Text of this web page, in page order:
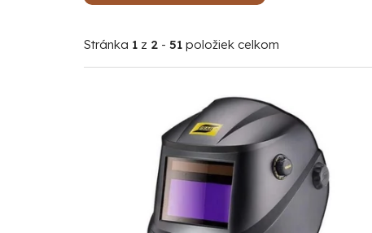
Stránka 1 z 2 - 51 položiek celkom